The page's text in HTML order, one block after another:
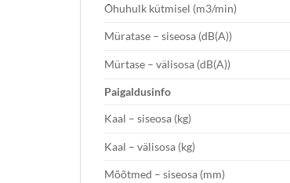
Õhuhulk kütmisel (m3/min)
Müratase – siseosa (dB(A))
Mürtase – välisosa (dB(A))
Paigaldusinfo
Kaal – siseosa (kg)
Kaal – välisosa (kg)
Mõõtmed – siseosa (mm)